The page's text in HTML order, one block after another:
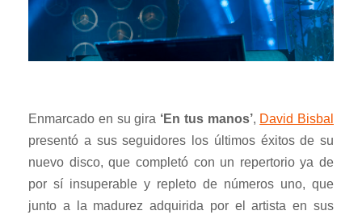
Enmarcado en su gira ‘En tus manos’, David Bisbal
presentó a sus seguidores los últimos éxitos de su
nuevo disco, que completó con un repertorio ya de
por sí insuperable y repleto de números uno, que
junto a la madurez adquirida por el artista en sus